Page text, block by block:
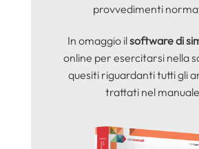
provvedimenti
In omaggio ilsoftware di
online per esercitarsi nella
quesiti riguardanti tutti gli
trattati nel